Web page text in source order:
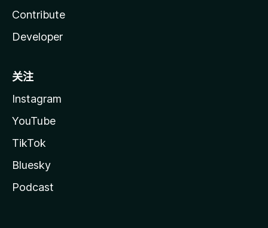
Contribute
Developer
关注
Instagram
YouTube
TikTok
Bluesky
Podcast